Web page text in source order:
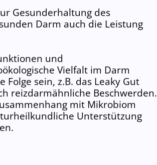
Gesunderhaltung des
Darm auch die Leistung
und
Vielfalt im Darm
sein, z.B. das Leaky Gut
reizdarmähnliche Beschwerden.
mit Mikrobiom
Unterstützung